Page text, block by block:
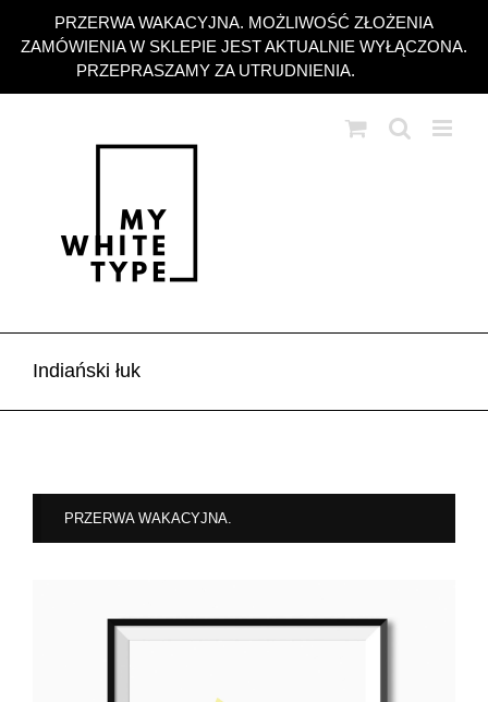
PRZERWA WAKACYJNA. MOŻLIWOŚĆ ZŁOŻENIA
ZAMÓWIENIA W SKLEPIE JEST AKTUALNIE WYŁĄCZONA.
PRZEPRASZAMY ZA UTRUDNIENIA.
zawartości
Indiański łuk
PRZERWA WAKACYJNA.